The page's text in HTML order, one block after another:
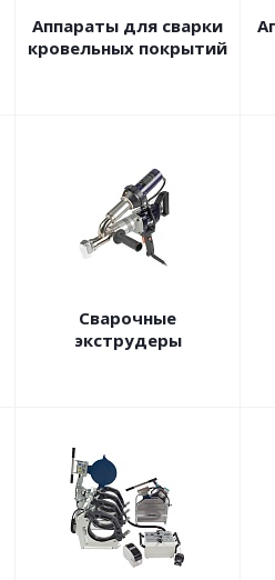
Аппараты для сварки
кровельных покрытий
Сварочные
экструдеры